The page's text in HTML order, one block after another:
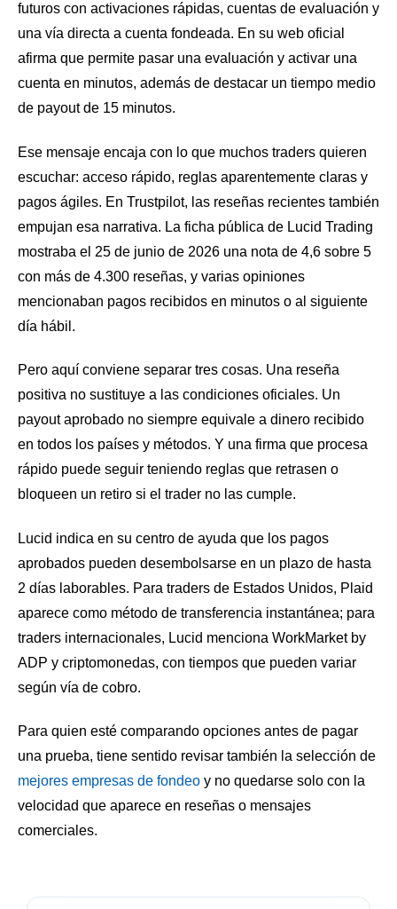
futuros con activaciones rápidas, cuentas de evaluación y
una vía directa a cuenta fondeada. En su web oficial
afirma que permite pasar una evaluación y activar una
cuenta en minutos, además de destacar un tiempo medio
de payout de 15 minutos.
Ese mensaje encaja con lo que muchos traders quieren
escuchar: acceso rápido, reglas aparentemente claras y
pagos ágiles. En Trustpilot, las reseñas recientes también
empujan esa narrativa. La ficha pública de Lucid Trading
mostraba el 25 de junio de 2026 una nota de 4,6 sobre 5
con más de 4.300 reseñas, y varias opiniones
mencionaban pagos recibidos en minutos o al siguiente
día hábil.
Pero aquí conviene separar tres cosas. Una reseña
positiva no sustituye a las condiciones oficiales. Un
payout aprobado no siempre equivale a dinero recibido
en todos los países y métodos. Y una firma que procesa
rápido puede seguir teniendo reglas que retrasen o
bloqueen un retiro si el trader no las cumple.
Lucid indica en su centro de ayuda que los pagos
aprobados pueden desembolsarse en un plazo de hasta
2 días laborables. Para traders de Estados Unidos, Plaid
aparece como método de transferencia instantánea; para
traders internacionales, Lucid menciona WorkMarket by
ADP y criptomonedas, con tiempos que pueden variar
según vía de cobro.
Para quien esté comparando opciones antes de pagar
una prueba, tiene sentido revisar también la selección de
mejores empresas de fondeo y no quedarse solo con la
velocidad que aparece en reseñas o mensajes
comerciales.